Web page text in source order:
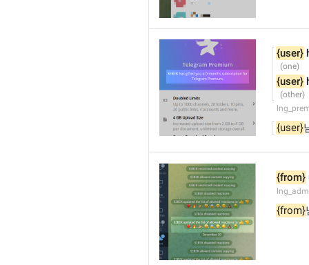
{user}
{user}
{user}
{from}
{from}